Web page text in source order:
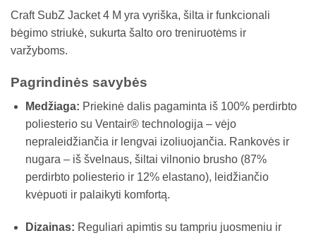
Craft SubZ Jacket 4 M yra vyriška, šilta ir funkcionali
bėgimo striukė, sukurta šalto oro treniruotėms ir
varžyboms.
Pagrindinės savybės
Medžiaga: Priekinė dalis pagaminta iš 100% perdirbto
poliesterio su Ventair® technologija – vėjo
nepraleidžiančia ir lengvai izoliuojančia. Rankovės ir
nugara – iš švelnaus, šiltai vilnonio brusho (87%
perdirbto poliesterio ir 12% elastano), leidžiančio
kvėpuoti ir palaikyti komfortą.
Dizainas: Reguliari apimtis su tampriu juosmeniu ir